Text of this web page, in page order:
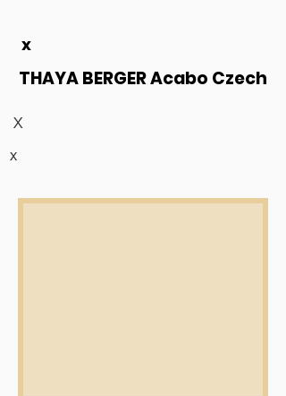
x
THAYA BERGER Acabo Czech
X
x